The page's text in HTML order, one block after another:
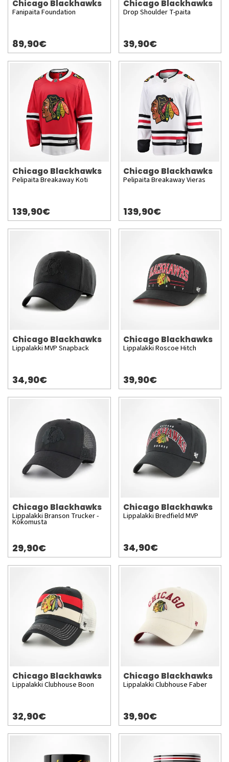
Chicago Blackhawks
Fanipaita Foundation
89,90€
Chicago Blackhawks
Drop Shoulder T-paita
39,90€
Chicago Blackhawks
Pelipaita Breakaway Koti
139,90€
Chicago Blackhawks
Pelipaita Breakaway Vieras
139,90€
Chicago Blackhawks
Lippalakki MVP Snapback
34,90€
Chicago Blackhawks
Lippalakki Roscoe Hitch
39,90€
Chicago Blackhawks
Lippalakki Branson Trucker -
Kokomusta
29,90€
Chicago Blackhawks
Lippalakki Bredfield MVP
34,90€
Chicago Blackhawks
Lippalakki Clubhouse Boon
32,90€
Chicago Blackhawks
Lippalakki Clubhouse Faber
39,90€